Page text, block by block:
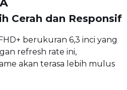
Cerah dan Responsif
berukuran 6,3 inci yang
refresh rate ini,
akan terasa lebih mulus